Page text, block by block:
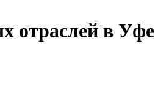
отраслей в Уфе